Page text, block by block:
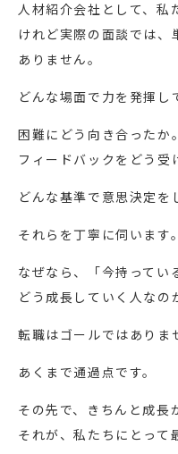
人材紹介会社として、私
けれど実際の面談では
ありません。
どんな場面で力を発揮し
困難にどう向き合ったか。
フィードバックをどう受
どんな基準で意思決定を
それらを丁寧に伺います。
なぜなら、「今持ってい
どう成長していく人なの
転職はゴールではありま
あくまで通過点です。
その先で、きちんと成長
それが、私たちにとって